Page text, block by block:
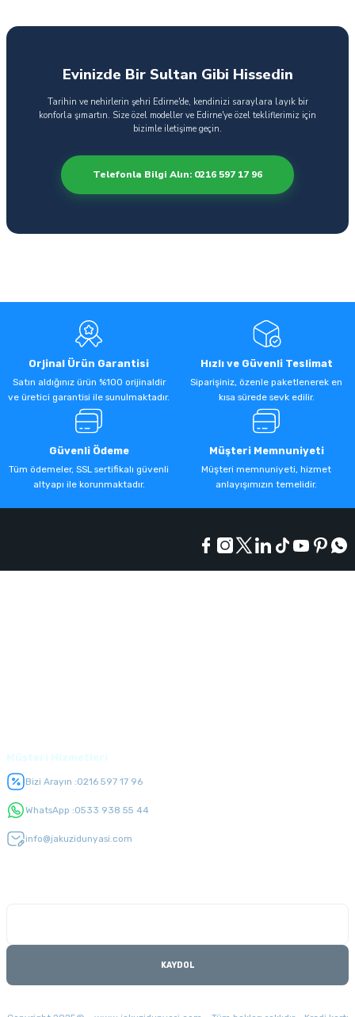
Evinizde Bir Sultan Gibi Hissedin
Tarihin ve nehirlerin şehri Edirne'de, kendinizi saraylara layık bir
konforla şımartın. Size özel modeller ve Edirne'ye özel tekliflerimiz için
bizimle iletişime geçin.
Telefonla Bilgi Alın: 0216 597 17 96
Orjinal Ürün Garantisi
Satın aldığınız ürün %100 orijinaldir
ve üretici garantisi ile sunulmaktadır.
Hızlı ve Güvenli Teslimat
Siparişiniz, özenle paketlenerek en
kısa sürede sevk edilir.
Güvenli Ödeme
Tüm ödemeler, SSL sertifikalı güvenli
altyapı ile korunmaktadır.
Müşteri Memnuniyeti
Müşteri memnuniyeti, hizmet
anlayışımızın temelidir.
Bizi Arayın :0216 597 17 96
WhatsApp :0533 938 55 44
info@jakuzidunyasi.com
KAYDOL